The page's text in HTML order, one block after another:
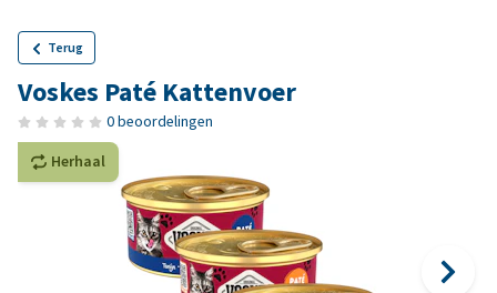
Terug
Voskes Paté Kattenvoer
0 beoordelingen
Herhaal